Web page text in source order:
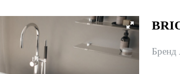
Бренд